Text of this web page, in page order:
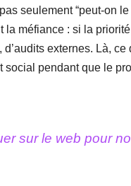
seulement “peut-on
méfiance : si la priorité
externes. Là, ce
social pendant que le
sur le web pour